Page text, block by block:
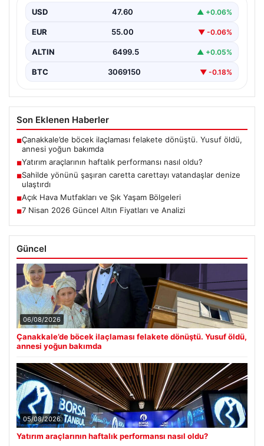
USD 47.60 ▲ +0.06%
EUR 55.00 ▼ -0.06%
ALTIN 6499.5 ▲ +0.05%
BTC 3069150 ▼ -0.18%
Son Eklenen Haberler
■Çanakkale’de böcek ilaçlaması felakete dönüştü. Yusuf öldü,
annesi yoğun bakımda
■Yatırım araçlarının haftalık performansı nasıl oldu?
■Sahilde yönünü şaşıran caretta carettayı vatandaşlar denize
ulaştırdı
■Açık Hava Mutfakları ve Şık Yaşam Bölgeleri
■7 Nisan 2026 Güncel Altın Fiyatları ve Analizi
Güncel
06/08/2026
Çanakkale’de böcek ilaçlaması felakete dönüştü. Yusuf öldü,
annesi yoğun bakımda
05/08/2026
Yatırım araçlarının haftalık performansı nasıl oldu?